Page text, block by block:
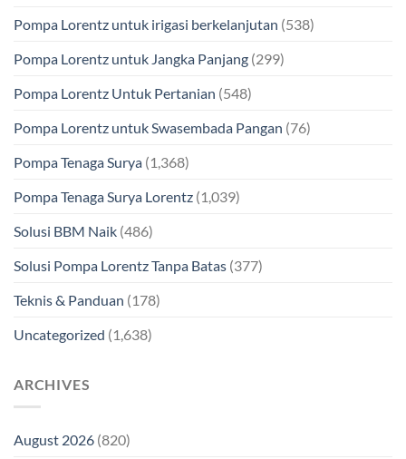
Pompa Lorentz untuk irigasi berkelanjutan (538)
Pompa Lorentz untuk Jangka Panjang (299)
Pompa Lorentz Untuk Pertanian (548)
Pompa Lorentz untuk Swasembada Pangan (76)
Pompa Tenaga Surya (1,368)
Pompa Tenaga Surya Lorentz (1,039)
Solusi BBM Naik (486)
Solusi Pompa Lorentz Tanpa Batas (377)
Teknis & Panduan (178)
Uncategorized (1,638)
ARCHIVES
August 2026 (820)